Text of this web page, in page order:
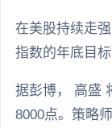
在美股持续走
指数的年底目标
据彭博， 高盛
8000点。策略